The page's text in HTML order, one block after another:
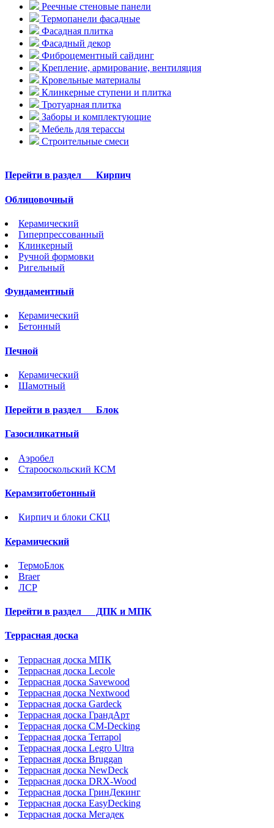
Реечные стеновые панели
Термопанели фасадные
Фасадная плитка
Фасадный декор
Фиброцементный сайдинг
Крепление, армирование, вентиляция
Кровельные материалы
Клинкерные ступени и плитка
Тротуарная плитка
Заборы и комплектующие
Мебель для терассы
Строительные смеси
Перейти в раздел Кирпич
Облицовочный
Керамический
Гиперпрессованный
Клинкерный
Ручной формовки
Ригельный
Фундаментный
Керамический
Бетонный
Печной
Керамический
Шамотный
Перейти в раздел Блок
Газосиликатный
Аэробел
Старооскольский КСМ
Керамзитобетонный
Кирпич и блоки СКЦ
Керамический
ТермоБлок
Braer
ЛСР
Перейти в раздел ДПК и МПК
Террасная доска
Террасная доска МПК
Террасная доска Lecole
Террасная доска Savewood
Террасная доска Nextwood
Террасная доска Gardeck
Террасная доска ГрандАрт
Террасная доска CM-Decking
Террасная доска Terrapol
Террасная доска Legro Ultra
Террасная доска Bruggan
Террасная доска NewDeck
Террасная доска DRX-Wood
Террасная доска ГринДекинг
Террасная доска EasyDecking
Террасная доска Мегадек